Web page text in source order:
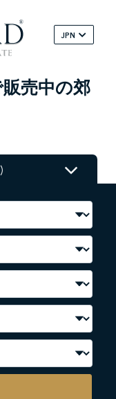
JPN
売中の郊